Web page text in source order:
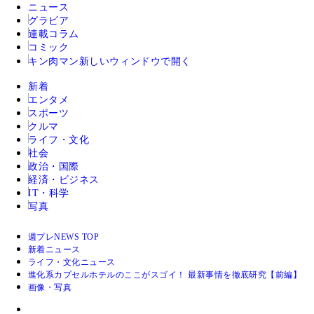
ニュース
グラビア
連載コラム
コミック
キン肉マン 新しいウィンドウで開く
新着
エンタメ
スポーツ
クルマ
ライフ・文化
社会
政治・国際
経済・ビジネス
IT・科学
写真
週プレNEWS TOP
新着ニュース
ライフ・文化ニュース
進化系カプセルホテルのここがスゴイ！ 最新事情を徹底研究【前編】
画像・写真